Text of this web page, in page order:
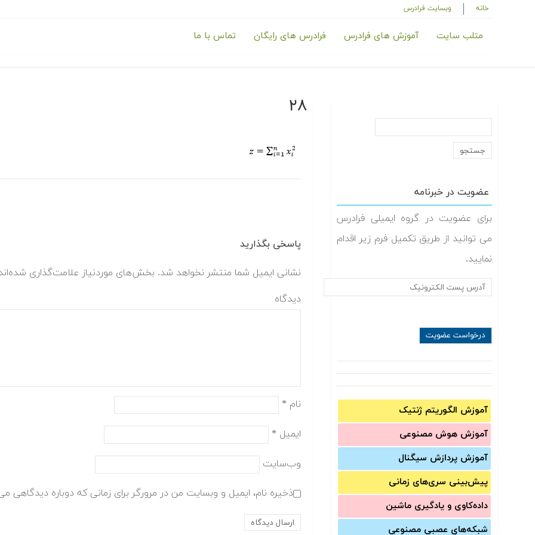
خانه وبسایت فرادرس
متلب سایت آموزش های فرادرس فرادرس های رایگان تماس با ما
عضویت در خبرنامه
برای عضویت در گروه ایمیلی فرادرس
می توانید از طریق تکمیل فرم زیر اقدام
نمایید.
آموزش الگوریتم ژنتیک
آموزش‌ هوش مصنوعی
آموزش‌ پردازش سیگنال
پیش‌‌بینی سری‌‌های زمانی
داده‌کاوی و یادگیری ماشین
شبکه‌های عصبی مصنوعی
۲۸
پاسخی بگذارید
نشانی ایمیل شما منتشر نخواهد شد. بخش‌های موردنیاز علامت‌گذاری
دیدگاه
نام *
ایمیل *
وب‌سایت
ذخیره نام، ایمیل و وبسایت من در مرورگر برای زمانی که دوباره دیدگاهی